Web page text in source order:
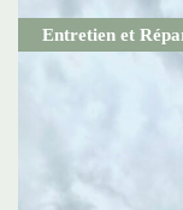
Entretien et